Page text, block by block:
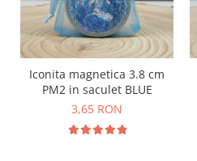
Iconita magnetica 3.8 cm
PM2 in saculet BLUE
3,65 RON